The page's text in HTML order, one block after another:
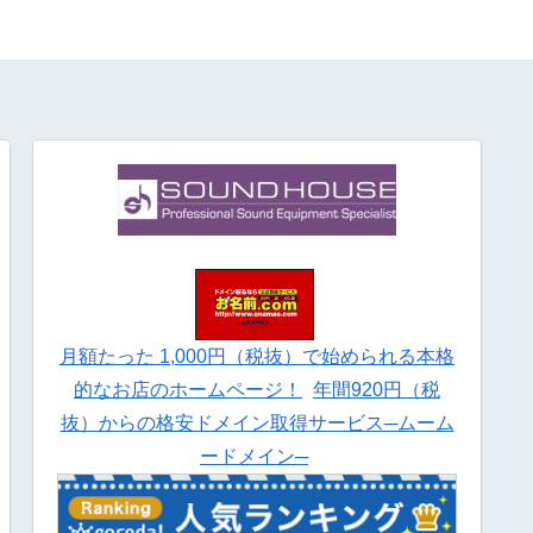
月額たった 1,000円（税抜）で始められる本格
的なお店のホームページ！
年間920円（税
抜）からの格安ドメイン取得サービス─ムーム
ードメイン─